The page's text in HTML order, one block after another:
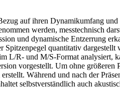
auf ihren Dynamikumfang und
werden, messtechnisch
und dynamische Entzerrung
quantitativ
L/R- und M/S-Format analysiert,
vorgestellt. Um ohne
Während und nach der
selbstverständlich auch